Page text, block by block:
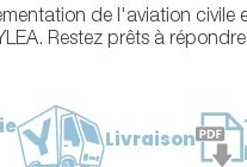
de l'aviation civile
Restez prêts à
Livraison